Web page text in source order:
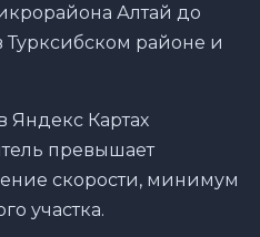
Алтай до
районе и
Яндекс Картах
превышает
скорости, минимум
участка.